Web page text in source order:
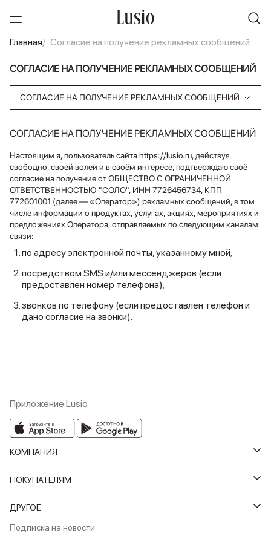
Главная Согласие на получение рекламных сообщений
СОГЛАСИЕ НА ПОЛУЧЕНИЕ РЕКЛАМНЫХ СООБЩЕНИЙ
СОГЛАСИЕ НА ПОЛУЧЕНИЕ РЕКЛАМНЫХ СООБЩЕНИЙ
СОГЛАСИЕ НА ПОЛУЧЕНИЕ РЕКЛАМНЫХ СООБЩЕНИЙ
Настоящим я, пользователь сайтаhttps://lusio.ru, действуя
свободно, своей волей и в своём интересе, подтверждаю своё
согласие на получение от ОБЩЕСТВО С ОГРАНИЧЕННОЙ
ОТВЕТСТВЕННОСТЬЮ "СОЛО", ИНН 7726456734, КПП
772601001 (далее — «Оператор») рекламных сообщений, в том
числе информации о продуктах, услугах, акциях, мероприятиях и
предложениях Оператора, отправляемых по следующим каналам
связи:
по адресу электронной почты, указанному мной;
посредством SMS и/или мессенджеров (если
предоставлен номер телефона);
звонков по телефону (если предоставлен телефон и
дано согласие на звонки).
Приложение Lusio
КОМПАНИЯ
ПОКУПАТЕЛЯМ
ДРУГОЕ
Подписка на новости